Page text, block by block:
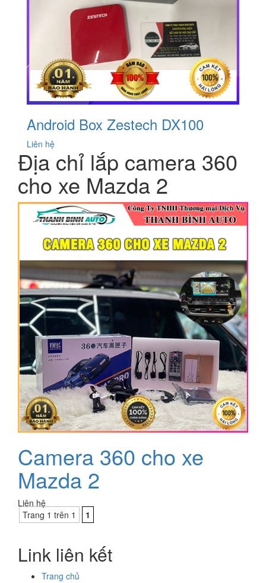
Android Box Zestech DX100
Liên hệ
Địa chỉ lắp camera 360
cho xe Mazda 2
Camera 360 cho xe
Mazda 2
Liên hệ
Trang 1 trên 1
1
Link liên kết
Trang chủ